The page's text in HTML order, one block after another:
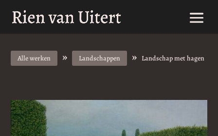
Alle werken » Landschappen » Landschap met hagen